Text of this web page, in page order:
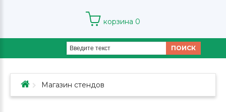
корзина 0
ПОИСК
Магазин стендов